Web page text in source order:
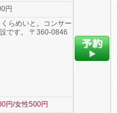
円
らめいと。コンサー
です。 〒360-0846
円/女性500円